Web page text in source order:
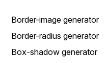
Border-image generator
Border-radius generator
Box-shadow generator